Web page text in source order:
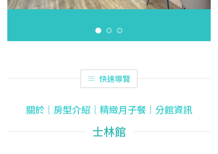
快速導覽
關於 ｜ 房型介紹 ｜ 精緻月子餐 ｜ 分館資訊
士林館